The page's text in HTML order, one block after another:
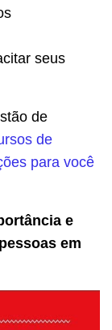
seus
de
de
para você
e
em